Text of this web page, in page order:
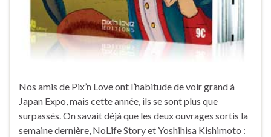
Nos amis de Pix’n Love ont l’habitude de voir grand à
Japan Expo, mais cette année, ils se sont plus que
surpassés. On savait déjà que les deux ouvrages sortis la
semaine dernière, NoLife Story et Yoshihisa Kishimoto :